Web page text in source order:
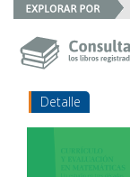
Detalle